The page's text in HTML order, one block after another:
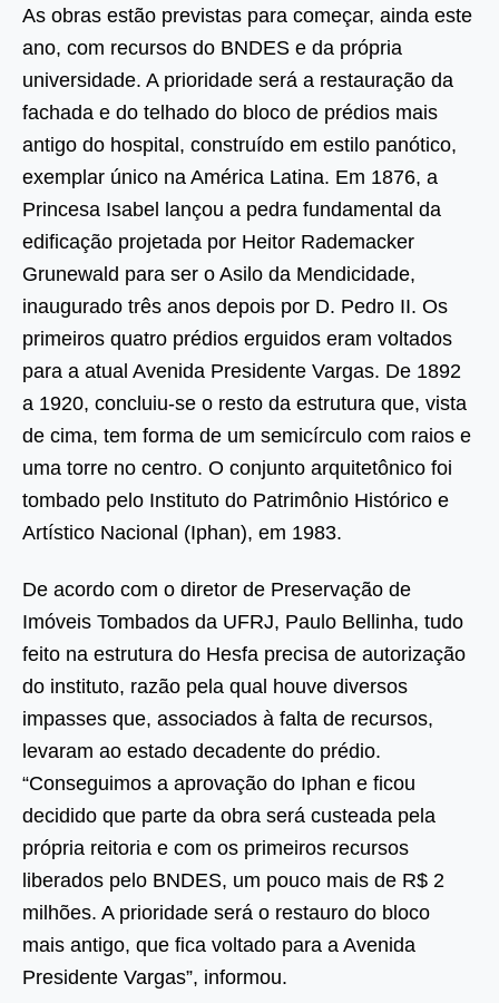
As obras estão previstas para começar, ainda este
ano, com recursos do BNDES e da própria
universidade. A prioridade será a restauração da
fachada e do telhado do bloco de prédios mais
antigo do hospital, construído em estilo panótico,
exemplar único na América Latina. Em 1876, a
Princesa Isabel lançou a pedra fundamental da
edificação projetada por Heitor Rademacker
Grunewald para ser o Asilo da Mendicidade,
inaugurado três anos depois por D. Pedro II. Os
primeiros quatro prédios erguidos eram voltados
para a atual Avenida Presidente Vargas. De 1892
a 1920, concluiu-se o resto da estrutura que, vista
de cima, tem forma de um semicírculo com raios e
uma torre no centro. O conjunto arquitetônico foi
tombado pelo Instituto do Patrimônio Histórico e
Artístico Nacional (Iphan), em 1983.
De acordo com o diretor de Preservação de
Imóveis Tombados da UFRJ, Paulo Bellinha, tudo
feito na estrutura do Hesfa precisa de autorização
do instituto, razão pela qual houve diversos
impasses que, associados à falta de recursos,
levaram ao estado decadente do prédio.
“Conseguimos a aprovação do Iphan e ficou
decidido que parte da obra será custeada pela
própria reitoria e com os primeiros recursos
liberados pelo BNDES, um pouco mais de R$ 2
milhões. A prioridade será o restauro do bloco
mais antigo, que fica voltado para a Avenida
Presidente Vargas”, informou.